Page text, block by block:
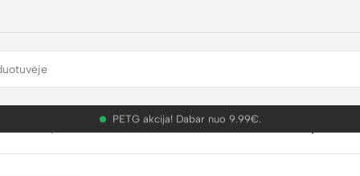
PETG akcija! Dabar nuo 9.99€.
/PLA Silk+/Bambu Lab PLA Silk+ Purple 3D